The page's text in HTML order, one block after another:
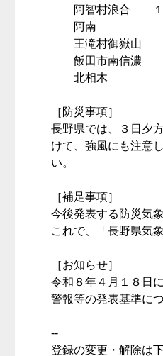
阿智村浪合 １０
阿南 ９６
王滝村御嶽山 ７
飯田市南信濃 ７
北相木 ６７
［防災事項］
長野県では、３日夕
けて、強風にも注意
い。
［補足事項］
今後発表する防災気
これで、「長野県気
［お知らせ］
令和８年４月１８日
警報等の発表基準に
--
登録の変更・解除は